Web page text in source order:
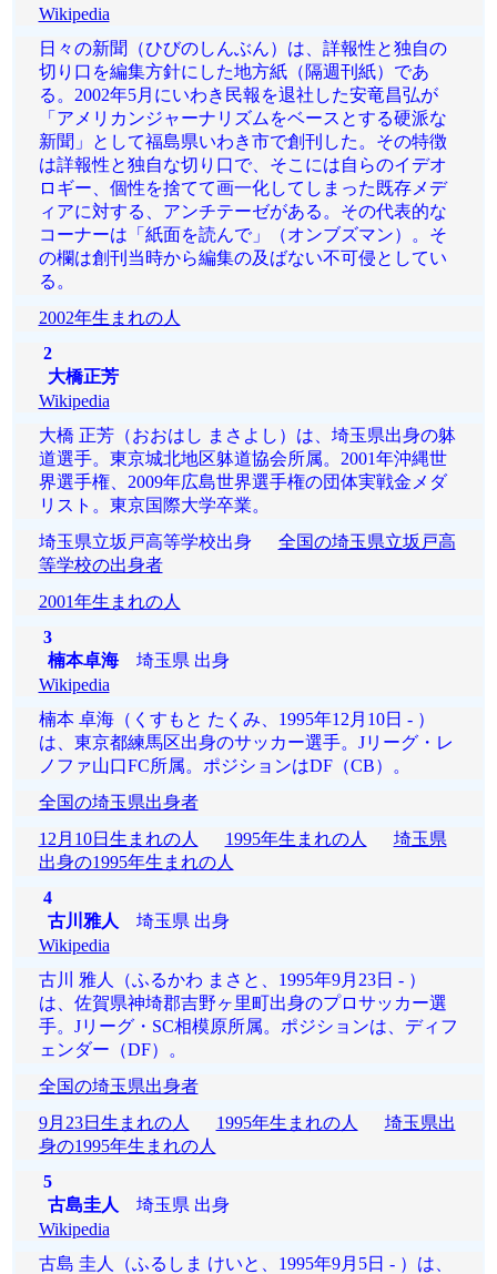
Wikipedia
日々の新聞（ひびのしんぶん）は、詳報性と独自の
切り口を編集方針にした地方紙（隔週刊紙）であ
る。2002年5月にいわき民報を退社した安竜昌弘が
「アメリカンジャーナリズムをベースとする硬派な
新聞」として福島県いわき市で創刊した。その特徴
は詳報性と独自な切り口で、そこには自らのイデオ
ロギー、個性を捨てて画一化してしまった既存メデ
ィアに対する、アンチテーゼがある。その代表的な
コーナーは「紙面を読んで」（オンブズマン）。そ
の欄は創刊当時から編集の及ばない不可侵としてい
る。
2002年生まれの人
2
大橋正芳
Wikipedia
大橋 正芳（おおはし まさよし）は、埼玉県出身の躰
道選手。東京城北地区躰道協会所属。2001年沖縄世
界選手権、2009年広島世界選手権の団体実戦金メダ
リスト。東京国際大学卒業。
埼玉県立坂戸高等学校出身 全国の埼玉県立坂戸高
等学校の出身者
2001年生まれの人
3
楠本卓海埼玉県 出身
Wikipedia
楠本 卓海（くすもと たくみ、1995年12月10日 - ）
は、東京都練馬区出身のサッカー選手。Jリーグ・レ
ノファ山口FC所属。ポジションはDF（CB）。
全国の埼玉県出身者
12月10日生まれの人
1995年生まれの人
埼玉県
出身の1995年生まれの人
4
古川雅人 埼玉県 出身
Wikipedia
古川 雅人（ふるかわ まさと、1995年9月23日 - ）
は、佐賀県神埼郡吉野ヶ里町出身のプロサッカー選
手。Jリーグ・SC相模原所属。ポジションは、ディフ
ェンダー（DF）。
全国の埼玉県出身者
9月23日生まれの人
1995年生まれの人
埼玉県出
身の1995年生まれの人
5
古島圭人 埼玉県 出身
Wikipedia
古島 圭人（ふるしま けいと、1995年9月5日 - ）は、